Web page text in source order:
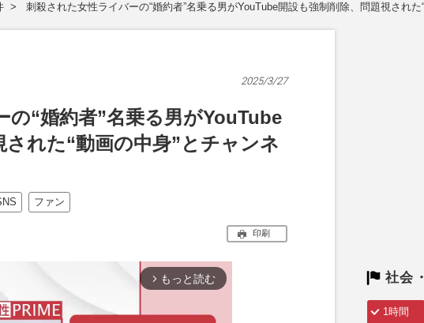
刺殺された女性ライバーの“婚約者”名乗る男がYouTube開設も強制削除、問題視された
2025/3/27
の“婚約者”名乗る男がYouTube
れた“動画の中身”とチャンネ
ファン
印刷
arrow_forward_ios もっと読む 社会
1時間